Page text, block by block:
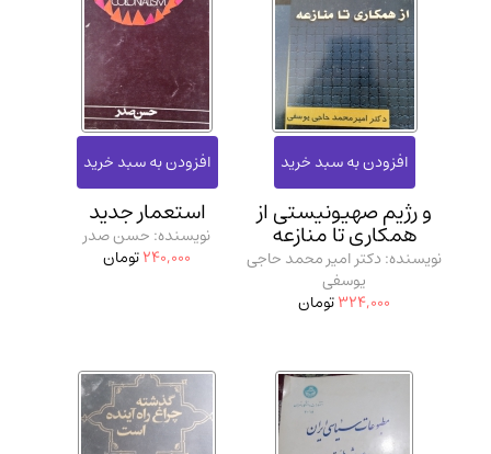
و رژیم صهیونیستی از
همکاری تا منازعه
نویسنده: دکتر امیر محمد حاجی
یوسفی
324,000تومان
استعمار جدید
نویسنده: حسن صدر
240,000تومان